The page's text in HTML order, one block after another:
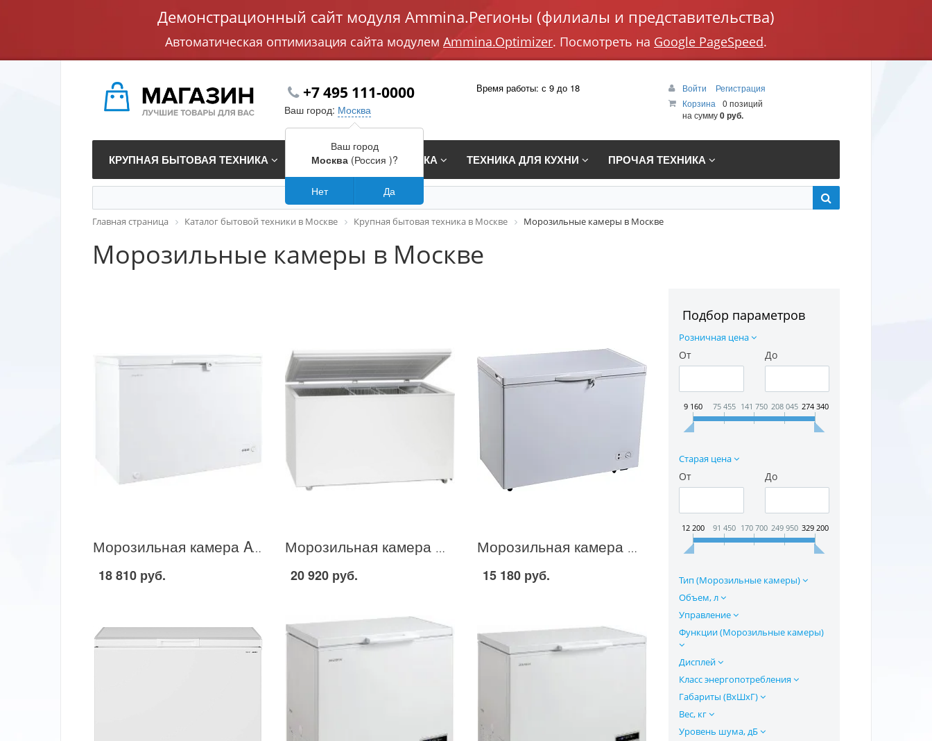
Демонстрационный сайт модуля Ammina.Регионы (филиалы и представительства)
Автоматическая оптимизация сайта модулем Ammina.Optimizer. Посмотреть на Google PageSpeed.
+7 495 111-0000
Ваш город: Москва
Время работы: с 9 до 18 Войти
Регистрация
Корзина
0 позиций
на сумму0 руб.
КРУПНАЯ БЫТОВАЯ ТЕХНИКА ВСТРАИВАЕМАЯ ТЕХНИКА ТЕХНИКА ДЛЯ КУХНИ ПРОЧАЯ ТЕХНИКА
Главная страница Каталог бытовой техники в Москве Крупная бытовая техника в Москве Морозильные камеры в Москве
Морозильные камеры в Москве
Подбор параметров
Розничная цена
От До
9 160 75 455 141 750 208 045 274 340
Старая цена
От До
12 200 91 450 170 700 249 950 329 200
Тип (Морозильные камеры)
Объем, л
Управление
Функции (Морозильные камеры)
Дисплей
Класс энергопотребления
Габариты (ВхШхГ)
Вес, кг
Уровень шума, дБ
Морозильная камера AVEX 1CF-205 в Москве
18 810 руб.
Морозильная камера Biryusa 455 VDK в Москве
20 920 руб.
Морозильная камера Kraft BD 275 в Москве
15 180 руб.
Ваш город
Москва(Россия )?
Нет Да